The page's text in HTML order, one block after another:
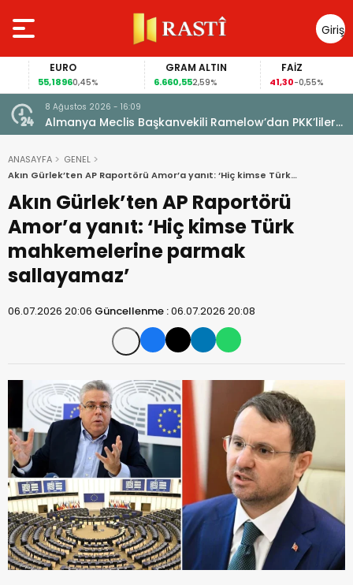
Giriş
Yap
EURO
55,18960,45%
GRAM ALTIN
6.660,552,59%
FAİZ
41,30-0,55%
8 Ağustos 2026 - 16:09
Almanya Meclis Başkanvekili Ramelow’dan PKK’liler
için af çağrısı
ANASAYFA
GENEL
Akın Gürlek’ten AP Raportörü Amor’a yanıt: ‘Hiç kimse Türk
mahkemelerine parmak sallayamaz’
Akın Gürlek’ten AP Raportörü
Amor’a yanıt: ‘Hiç kimse Türk
mahkemelerine parmak
sallayamaz’
06.07.2026 20:06 Güncellenme :06.07.2026 20:08